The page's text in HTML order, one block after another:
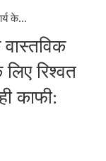
के...
लिए रिश्वत
काफी: